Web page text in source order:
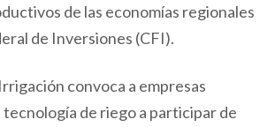
de las economías regionales
de Inversiones (CFI).
convoca a empresas
de riego a participar de